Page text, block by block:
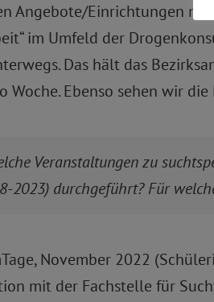
Angebote/Einrichtungen
im Umfeld der
Das hält das
Woche. Ebenso sehen wir
Veranstaltungen zu
2023) durchgeführt? Für
November 2022
mit der Fachstelle für